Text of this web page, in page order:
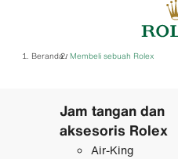
Beranda/ Membeli sebuah Rolex
Jam tangan dan
aksesoris Rolex
Air-King